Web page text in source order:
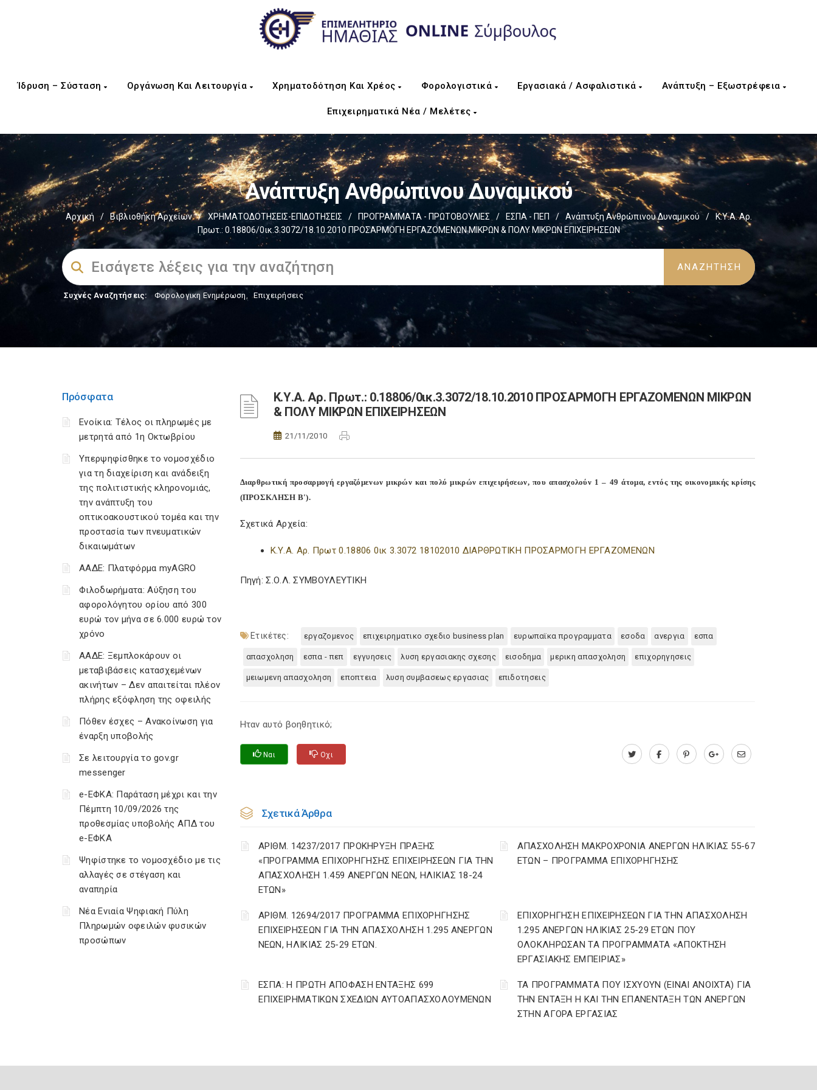
Ίδρυση – Σύσταση Οργάνωση Και Λειτουργία Χρηματοδότηση Και Χρέος Φορολογιστικά Εργασιακά / Ασφαλιστικά Ανάπτυξη – Εξωστρέφεια
Επιχειρηματικά Νέα / Μελέτες
Ανάπτυξη Ανθρώπινου Δυναμικού
Αρχική / Βιβλιοθήκη Αρχείων / ΧΡΗΜΑΤΟΔΟΤΗΣΕΙΣ-ΕΠΙΔΟΤΗΣΕΙΣ / ΠΡΟΓΡΑΜΜΑΤΑ - ΠΡΩΤΟΒΟΥΛΙΕΣ / ΕΣΠΑ - ΠΕΠ / Ανάπτυξη Ανθρώπινου Δυναμικού /
Κ.Υ.Α. Αρ.
Πρωτ.: 0.18806/0ικ.3.3072/18.10.2010 ΠΡΟΣΑΡΜΟΓΗ ΕΡΓΑΖΟΜΕΝΩΝ ΜΙΚΡΩΝ & ΠΟΛΥ ΜΙΚΡΩΝ ΕΠΙΧΕΙΡΗΣΕΩΝ
Συχνές Αναζητήσεις: Φορολογικη Ενημέρωση, Επιχειρήσεις
Πρόσφατα
Ενοίκια: Τέλος οι πληρωμές με
μετρητά από 1η Οκτωβρίου
Υπερψηφίσθηκε το νομοσχέδιο
για τη διαχείριση και ανάδειξη
της πολιτιστικής κληρονομιάς,
την ανάπτυξη του
οπτικοακουστικού τομέα και την
προστασία των πνευματικών
δικαιωμάτων
ΑΑΔΕ: Πλατφόρμα myAGRO
Φιλοδωρήματα: Αύξηση του
αφορολόγητου ορίου από 300
ευρώ τον μήνα σε 6.000 ευρώ τον
χρόνο
ΑΑΔΕ: Ξεμπλοκάρουν οι
μεταβιβάσεις κατασχεμένων
ακινήτων – Δεν απαιτείται πλέον
πλήρης εξόφληση της οφειλής
Πόθεν έσχες – Ανακοίνωση για
έναρξη υποβολής
Σε λειτουργία το gov.gr
messenger
e-ΕΦΚΑ: Παράταση μέχρι και την
Πέμπτη 10/09/2026 της
προθεσμίας υποβολής ΑΠΔ του
e-ΕΦΚΑ
Ψηφίστηκε το νομοσχέδιο με τις
αλλαγές σε στέγαση και
αναπηρία
Νέα Ενιαία Ψηφιακή Πύλη
Πληρωμών οφειλών φυσικών
προσώπων
Κ.Υ.Α. Αρ. Πρωτ.: 0.18806/0ικ.3.3072/18.10.2010 ΠΡΟΣΑΡΜΟΓΗ ΕΡΓΑΖΟΜΕΝΩΝ ΜΙΚΡΩΝ
& ΠΟΛΥ ΜΙΚΡΩΝ ΕΠΙΧΕΙΡΗΣΕΩΝ
21/11/2010
Διαρθρωτική προσαρμογή εργαζόμενων μικρών και πολύ μικρών επιχειρήσεων, που απασχολούν 1 – 49 άτομα, εντός της οικονομικής κρίσης
(ΠΡΟΣΚΛΗΣΗ Β').
Σχετικά Αρχεία:
Κ.Υ.Α. Αρ. Πρωτ 0.18806 0ικ 3.3072 18102010 ΔΙΑΡΘΡΩΤΙΚΗ ΠΡΟΣΑΡΜΟΓΗ ΕΡΓΑΖΟΜΕΝΩΝ
Πηγή: Σ.Ο.Λ. ΣΥΜΒΟΥΛΕΥΤΙΚΗ
Ετικέτες: εργαζομενος επιχειρηματικο σχεδιο business plan ευρωπαϊκα προγραμματα εσοδα ανεργια εσπα
απασχοληση εσπα - πεπ εγγυησεις λυση εργασιακης σχεσης εισοδημα μερικη απασχοληση επιχορηγησεις
μειωμενη απασχοληση εποπτεια λυση συμβασεως εργασιας επιδοτησεις
Ηταν αυτό βοηθητικό;
Ναι Οχι
Σχετικά Άρθρα
ΑΡΙΘΜ. 14237/2017 ΠΡΟΚΗΡΥΞΗ ΠΡΑΞΗΣ
«ΠΡΟΓΡΑΜΜΑ ΕΠΙΧΟΡΗΓΗΣΗΣ ΕΠΙΧΕΙΡΗΣΕΩΝ ΓΙΑ ΤΗΝ
ΑΠΑΣΧΟΛΗΣΗ 1.459 ΑΝΕΡΓΩΝ ΝΕΩΝ, ΗΛΙΚΙΑΣ 18-24
ΕΤΩΝ»
ΑΠΑΣΧΟΛΗΣΗ ΜΑΚΡΟΧΡΟΝΙΑ ΑΝΕΡΓΩΝ ΗΛΙΚΙΑΣ 55-67
ΕΤΩΝ – ΠΡΟΓΡΑΜΜΑ ΕΠΙΧΟΡΗΓΗΣΗΣ
ΑΡΙΘΜ. 12694/2017 ΠΡΟΓΡΑΜΜΑ ΕΠΙΧΟΡΗΓΗΣΗΣ
ΕΠΙΧΕΙΡΗΣΕΩΝ ΓΙΑ ΤΗΝ ΑΠΑΣΧΟΛΗΣΗ 1.295 ΑΝΕΡΓΩΝ
ΝΕΩΝ, ΗΛΙΚΙΑΣ 25-29 ΕΤΩΝ.
ΕΠΙΧΟΡΗΓΗΣΗ ΕΠΙΧΕΙΡΗΣΕΩΝ ΓΙΑ ΤΗΝ ΑΠΑΣΧΟΛΗΣΗ
1.295 ΑΝΕΡΓΩΝ ΗΛΙΚΙΑΣ 25-29 ΕΤΩΝ ΠΟΥ
ΟΛΟΚΛΗΡΩΣΑΝ ΤΑ ΠΡΟΓΡΑΜΜΑΤΑ «ΑΠΟΚΤΗΣΗ
ΕΡΓΑΣΙΑΚΗΣ ΕΜΠΕΙΡΙΑΣ»
ΕΣΠΑ: Η ΠΡΩΤΗ ΑΠΟΦΑΣΗ ΕΝΤΑΞΗΣ 699
ΕΠΙΧΕΙΡΗΜΑΤΙΚΩΝ ΣΧΕΔΙΩΝ ΑΥΤΟΑΠΑΣΧΟΛΟΥΜΕΝΩΝ
ΤΑ ΠΡΟΓΡΑΜΜΑΤΑ ΠΟΥ ΙΣΧΥΟΥΝ (ΕΙΝΑΙ ΑΝΟΙΧΤΑ) ΓΙΑ
ΤΗΝ ΕΝΤΑΞΗ Η ΚΑΙ ΤΗΝ ΕΠΑΝΕΝΤΑΞΗ ΤΩΝ ΑΝΕΡΓΩΝ
ΣΤΗΝ ΑΓΟΡΑ ΕΡΓΑΣΙΑΣ